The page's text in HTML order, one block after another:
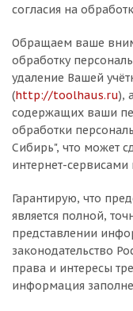
согласия на
Обращаем ваше
обработку
удаление Вашей
(http://toolhaus.ru),
содержащих ваши
обработки
Сибирь", что может
интернет-
Гарантирую, что
является полной,
представлении
законодательство
права и интересы
информация